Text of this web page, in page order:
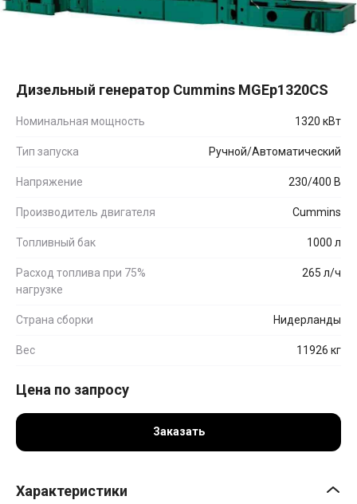
Дизельный генератор Cummins MGEp1320CS
Номинальная мощность 1320 кВт
Тип запуска Ручной/Автоматический
Напряжение 230/400 В
Производитель двигателя Cummins
Топливный бак 1000 л
Расход топлива при 75%
нагрузке
265 л/ч
Страна сборки Нидерланды
Вес 11926 кг
Цена по запросу
Заказать
Характеристики